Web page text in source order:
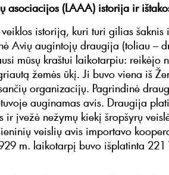
asociacijos (LAAA) istorija ir
istoriją, kuri turi gilias
Avių augintojų draugija (toliau –
mūsų kraštui laikotarpiu: reikėjo
žemės ūkį. Ji buvo viena iš
organizacijų. Pagrindinė
auginamas avis. Draugija
ir įvežė nežymų kiekį šropšyrų
veislių avis importavo
m. laikotarpį buvo išplatinta